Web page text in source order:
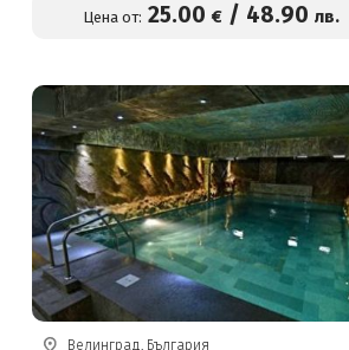
минерална вода, джакузи и
Цена от: 25.00 € / 48.90 лв.
Велинград, България